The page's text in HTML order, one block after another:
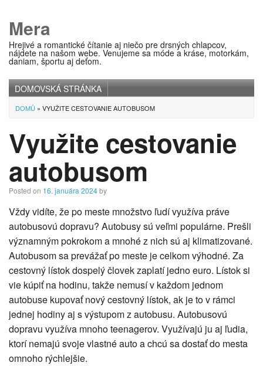
Mera
Hrejivé a romantické čítanie aj niečo pre drsných chlapcov,
nájdete na našom webe. Venujeme sa móde a kráse, motorkám,
daniam, športu aj deťom.
Main menu
DOMOVSKÁ STRÁNKA
DOMŮ » VYUŽITE CESTOVANIE AUTOBUSOM
Využite cestovanie
autobusom
Posted on 16. januára 2024by
Vždy vidíte, že po meste množstvo ľudí využíva práve
autobusovú dopravu? Autobusy sú veľmi populárne. Prešli
významným pokrokom a mnohé z nich sú aj klimatizované.
Autobusom sa prevážať po meste je celkom výhodné. Za
cestovný lístok dospelý človek zaplatí jedno euro. Lístok si
vie kúpiť na hodinu, takže nemusí v každom jednom
autobuse kupovať nový cestovný lístok, ak je to v rámci
jednej hodiny aj s výstupom z autobusu. Autobusovú
dopravu využíva mnoho teenagerov. Využívajú ju aj ľudia,
ktorí nemajú svoje vlastné auto a chcú sa dostať do mesta
omnoho rýchlejšie.